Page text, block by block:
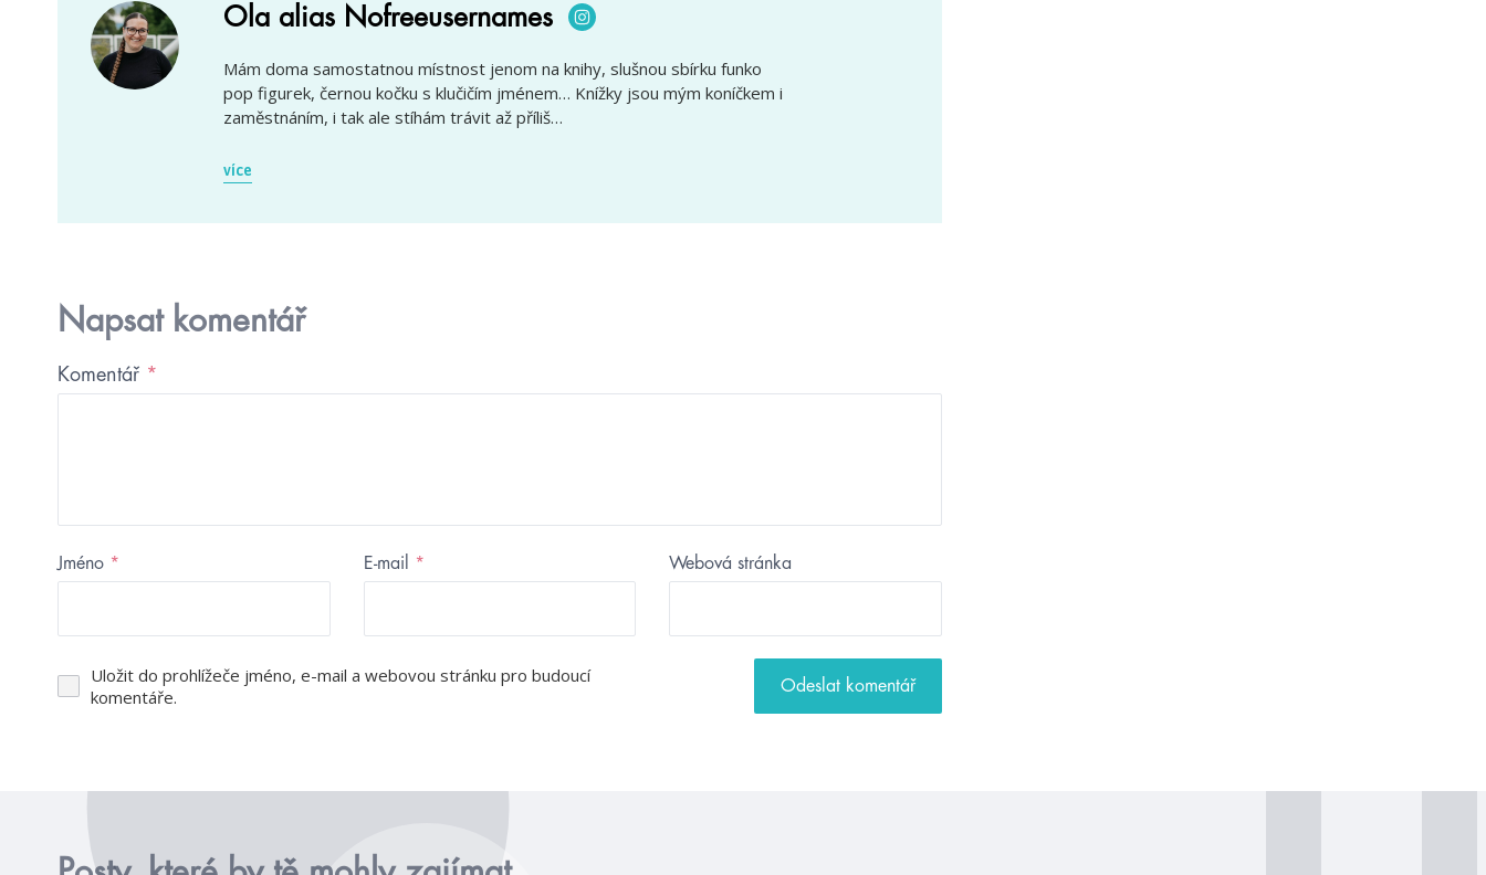
Ola alias Nofreeusernames
Mám doma samostatnou místnost jenom na knihy, slušnou sbírku funko
pop figurek, černou kočku s klučičím jménem… Knížky jsou mým koníčkem i
zaměstnáním, i tak ale stíhám trávit až příliš…
více
Napsat komentář
Komentář *
Jméno * E-mail * Webová stránka
Uložit do prohlížeče jméno, e-mail a webovou stránku pro budoucí
komentáře.